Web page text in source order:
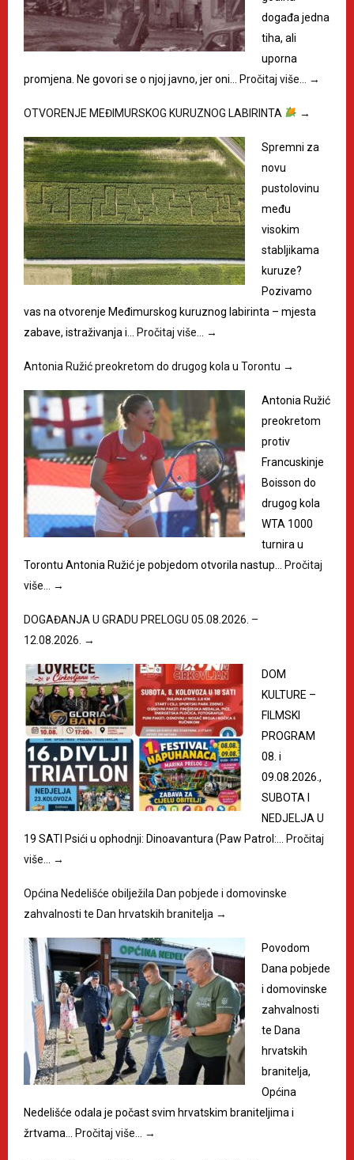
događa jedna
tiha, ali
uporna
promjena. Ne govori se o njoj javno, jer oni…
Pročitaj više… →
OTVORENJE MEĐIMURSKOG KURUZNOG LABIRINTA →
Spremni za
novu
pustolovinu
među
visokim
stabljikama
kuruze?
Pozivamo
vas na otvorenje Međimurskog kuruznog labirinta – mjesta
zabave, istraživanja i…
Pročitaj više… →
Antonia Ružić preokretom do drugog kola u Torontu →
Antonia Ružić
preokretom
protiv
Francuskinje
Boisson do
drugog kola
WTA 1000
turnira u
Torontu Antonia Ružić je pobjedom otvorila nastup…
Pročitaj
više…
→
DOGAĐANJA U GRADU PRELOGU 05.08.2026. –
12.08.2026. →
DOM
KULTURE –
FILMSKI
PROGRAM
08. i
09.08.2026.,
SUBOTA I
NEDJELJA U
19 SATI Psići u ophodnji: Dinoavantura (Paw Patrol:…
Pročitaj
više…
→
Općina Nedelišće obilježila Dan pobjede i domovinske
zahvalnosti te Dan hrvatskih branitelja →
Povodom
Dana pobjede
i domovinske
zahvalnosti
te Dana
hrvatskih
branitelja,
Općina
Nedelišće odala je počast svim hrvatskim braniteljima i
žrtvama…
Pročitaj više… →